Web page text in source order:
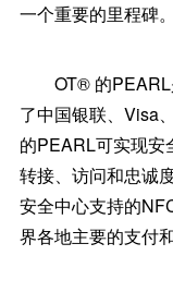
一个重要的里程碑。
OT® 的PEARL
了中国银联、Visa
的PEARL可实现安
转接、访问和忠诚
安全中心支持的
界各地主要的支付